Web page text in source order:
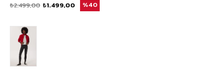
₺2.499,00 ₺1.499,00 40